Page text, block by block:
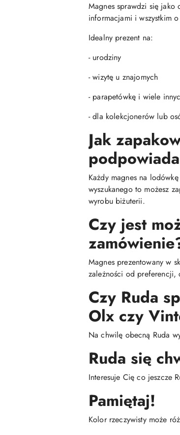
Magnes sprawdzi się
informacjami i wszystkim
Idealny prezent na:
- urodziny
- wizytę u znajomych
- parapetówkę i wiele
- dla kolekcjonerów lub
Jak
Każdy magnes na
wyszukanego to możesz
wyrobu biżuterii.
Czy jest
Magnes prezentowany w
zależności od preferencji,
Czy Ruda
Olx czy
Na chwilę obecną Ruda
Ruda się
Interesuje Cię co jeszcze
Pamiętaj!
Kolor rzeczywisty może